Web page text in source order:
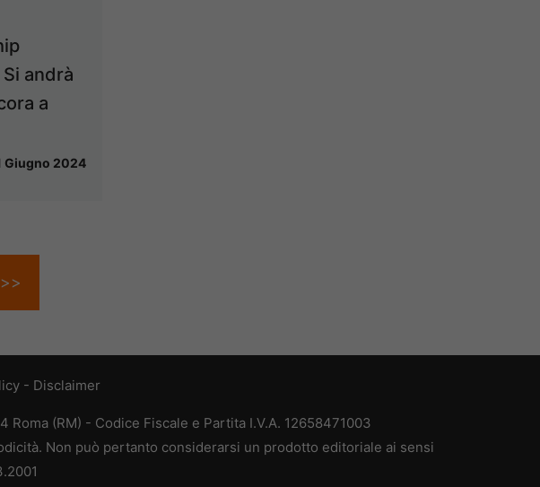
andrà
a
Giugno 2024
>>
- Disclaimer
Roma (RM) - Codice Fiscale e Partita I.V.A. 12658471003
Non può pertanto considerarsi un prodotto editoriale ai sensi